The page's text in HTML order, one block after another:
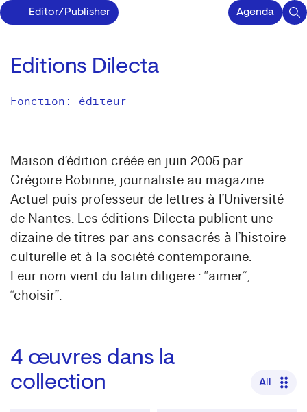
Editor/Publisher Agenda
Editions Dilecta
Fonction: éditeur
Maison d’édition créée en juin 2005 par
Grégoire Robinne, journaliste au magazine
Actuel puis professeur de lettres à l’Université
de Nantes. Les éditions Dilecta publient une
dizaine de titres par ans consacrés à l’histoire
culturelle et à la société contemporaine.
Leur nom vient du latin diligere : “aimer”,
“choisir”.
4 œuvres dans la
collection
All